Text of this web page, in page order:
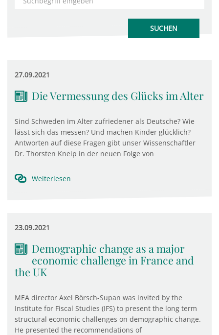
27.09.2021
Die Vermessung des Glücks im Alter
Sind Schweden im Alter zufriedener als Deutsche? Wie
lässt sich das messen? Und machen Kinder glücklich?
Antworten auf diese Fragen gibt unser Wissenschaftler
Dr. Thorsten Kneip in der neuen Folge von
Weiterlesen
23.09.2021
Demographic change as a major
economic challenge in France and
the UK
MEA director Axel Börsch-Supan was invited by the
Institute for Fiscal Studies (IFS) to present the long term
structural economic challenges on demographic change.
He presented the recommendations of